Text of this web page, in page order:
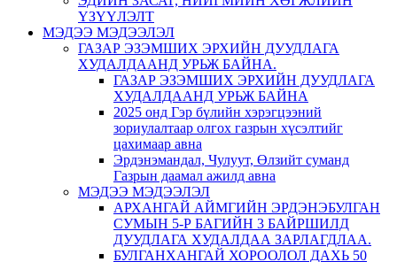
ҮЗҮҮЛЭЛТ
МЭДЭЭ МЭДЭЭЛЭЛ
ГАЗАР ЭЗЭМШИХ ЭРХИЙН ДУУДЛАГА
ХУДАЛДААНД УРЬЖ БАЙНА.
ГАЗАР ЭЗЭМШИХ ЭРХИЙН ДУУДЛАГА
ХУДАЛДААНД УРЬЖ БАЙНА
2025 онд Гэр бүлийн хэрэгцээний
зориулалтаар олгох газрын хүсэлтийг
цахимаар авна
Эрдэнэмандал, Чулуут, Өлзийт суманд
Газрын даамал ажилд авна
МЭДЭЭ МЭДЭЭЛЭЛ
АРХАНГАЙ АЙМГИЙН ЭРДЭНЭБУЛГАН
СУМЫН 5-Р БАГИЙН 3 БАЙРШИЛД
ДУУДЛАГА ХУДАЛДАА ЗАРЛАГДЛАА.
БУЛГАНХАНГАЙ ХОРООЛОЛ ДАХЬ 50